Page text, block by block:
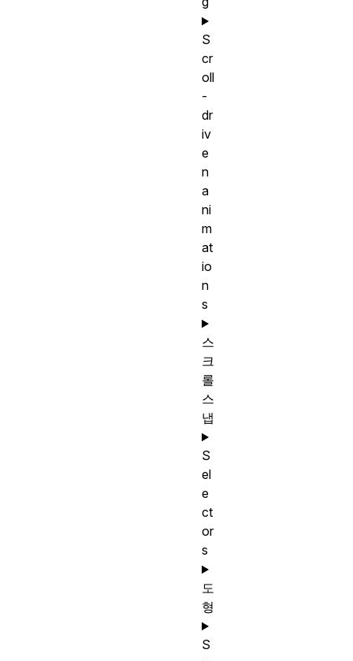
S
cr
oll
-
dr
iv
e
n
a
ni
m
at
io
n
s
스
크
롤
스
냅
S
el
e
ct
or
s
도
형
S